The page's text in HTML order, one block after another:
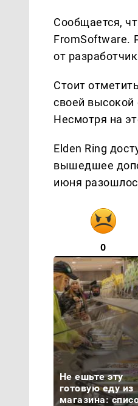
Сообщается,
FromSoftware.
от
Стоит
своей высокой
Несмотря на
Elden Ring
вышедшее
июня
0
Не ешьте эту
готовую еду из
магазина: